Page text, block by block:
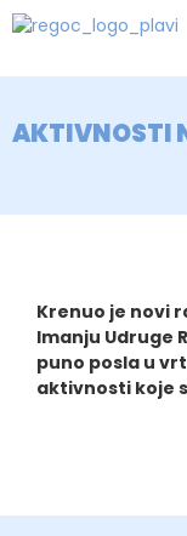
AKTIVNOSTI
Krenuo je novi
Imanju Udruge
puno posla u
aktivnosti koje